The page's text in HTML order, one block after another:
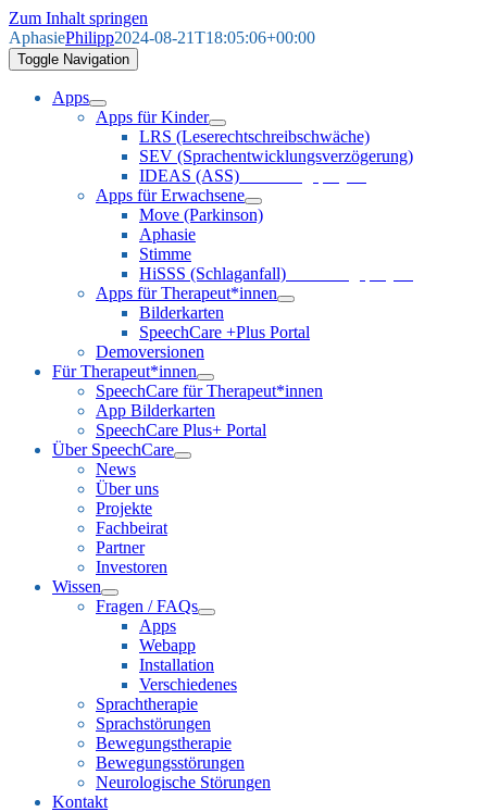
Zum Inhalt springen
Toggle Navigation
Apps
Apps für Kinder
LRS (Leserechtschreibschwäche)
SEV (Sprachentwicklungsverzögerung)
IDEAS (ASS)
Apps für Erwachsene
Move (Parkinson)
Aphasie
Stimme
HiSSS (Schlaganfall)
Apps für Therapeut*innen
Bilderkarten
SpeechCare +Plus Portal
Demoversionen
Für Therapeut*innen
SpeechCare für Therapeut*innen
App Bilderkarten
SpeechCare Plus+ Portal
Über SpeechCare
News
Über uns
Projekte
Fachbeirat
Partner
Investoren
Wissen
Fragen / FAQs
Apps
Webapp
Installation
Verschiedenes
Sprachtherapie
Sprachstörungen
Bewegungstherapie
Bewegungsstörungen
Neurologische Störungen
Kontakt
AphasiePhilipp2024-08-21T18:05:06+00:00